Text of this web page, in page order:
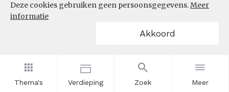
Thema's Verdieping Zoek Meer
Deze cookies gebruiken geen persoonsgegevens.Meer
informatie
Akkoord
CBS microdata (EBB)(09-03-2026)
AANDEEL NEETS NAAR REGIO
(%)